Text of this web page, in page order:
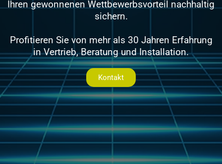
Ihren gewonnenen Wettbewerbsvorteil nachhaltig
sichern.
Profitieren Sie von mehr als 30 Jahren Erfahrung
in Vertrieb, Beratung und Installation.
Kontakt